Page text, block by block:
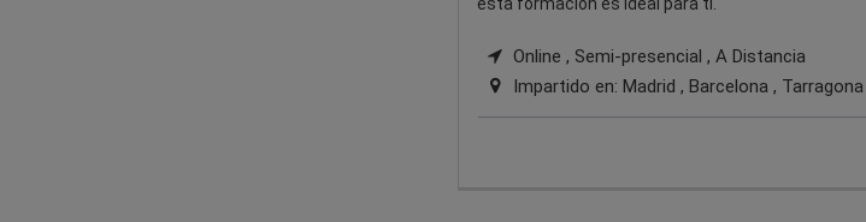
Online , Semi-presencial , A Distancia
Impartido en: Madrid , Barcelona , Tarragona